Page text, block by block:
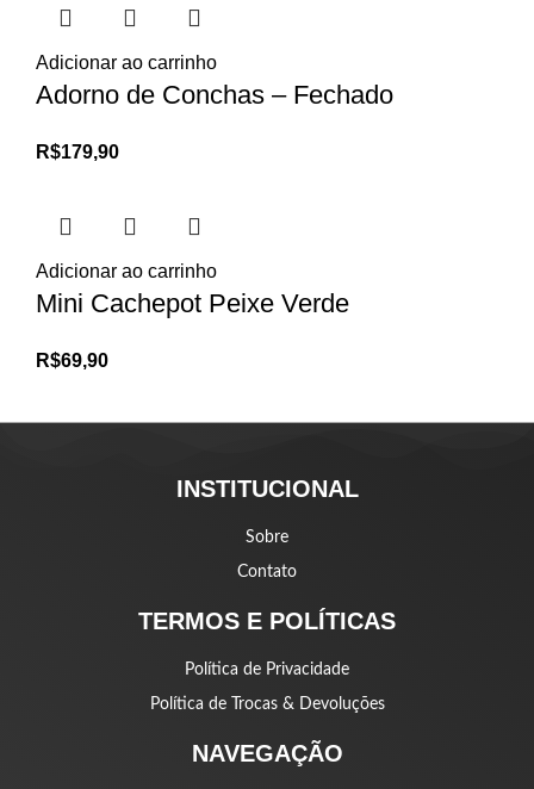
Adicionar ao carrinho
Adorno de Conchas – Fechado
R$179,90
Adicionar ao carrinho
Mini Cachepot Peixe Verde
R$69,90
INSTITUCIONAL
Sobre
Contato
TERMOS E POLÍTICAS
Política de Privacidade
Política de Trocas & Devoluções
NAVEGAÇÃO